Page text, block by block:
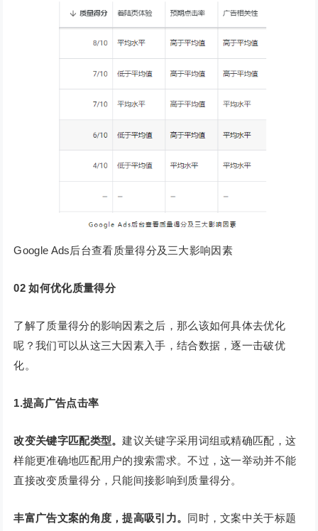
Google Ads后台查看质量得分及三大影响因素
02 如何优化质量得分
了解了质量得分的影响因素之后，那么该如何具体去优化
呢？我们可以从这三大因素入手，结合数据，逐一击破优
化。
1.提高广告点击率
改变关键字匹配类型。建议关键字采用词组或精确匹配，这
样能更准确地匹配用户的搜索需求。不过，这一举动并不能
直接改变质量得分，只能间接影响到质量得分。
丰富广告文案的角度，提高吸引力。 同时，文案中关于标题